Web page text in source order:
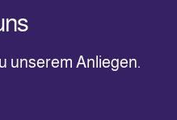
unserem Anliegen.